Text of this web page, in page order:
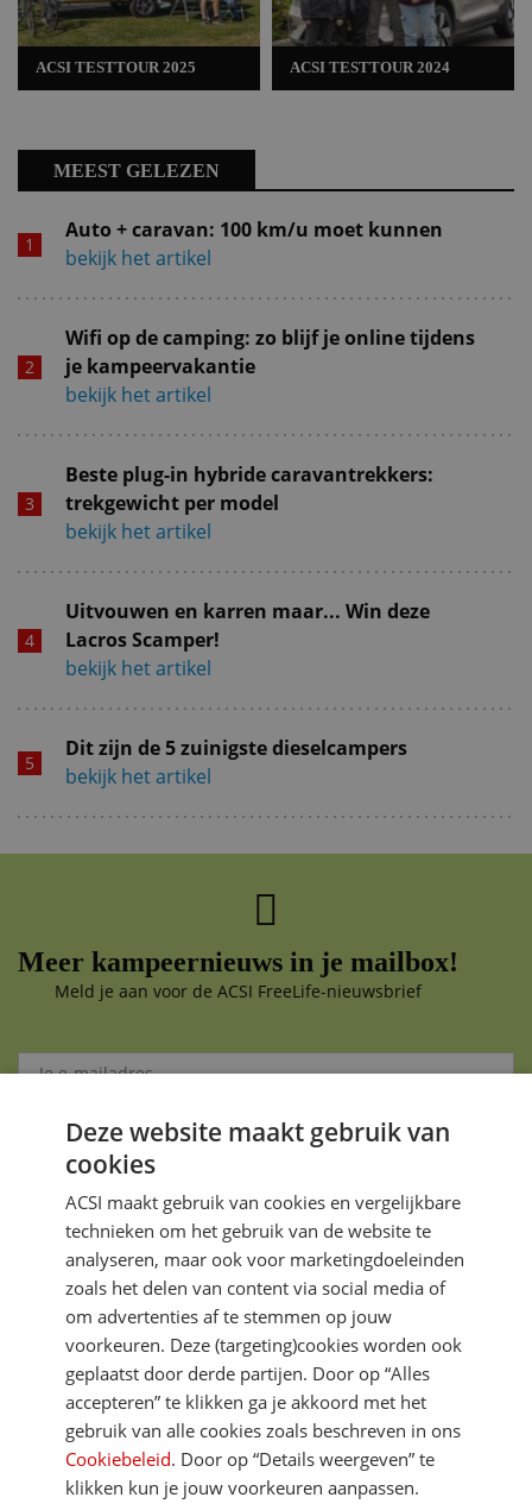
ACSI TESTTOUR 2025 ACSI TESTTOUR 2024
MEEST GELEZEN
Auto + caravan: 100 km/u moet kunnen
bekijk het artikel
Wifi op de camping: zo blijf je online tijdens
je kampeervakantie
bekijk het artikel
Beste plug-in hybride caravantrekkers:
trekgewicht per model
bekijk het artikel
Uitvouwen en karren maar... Win deze
Lacros Scamper!
bekijk het artikel
Dit zijn de 5 zuinigste dieselcampers
bekijk het artikel
Meer kampeernieuws in je mailbox!
Meld je aan voor de ACSI FreeLife-nieuwsbrief
Aanmelden
Je gegevens zijn veilig en worden niet gedeeld met anderen
DIRECT NAAR
MEER ACSI FREELIFE
Deze website maakt gebruik van
cookies
ACSI maakt gebruik van cookies en vergelijkbare
technieken om het gebruik van de website te
analyseren, maar ook voor marketingdoeleinden
zoals het delen van content via social media of
om advertenties af te stemmen op jouw
voorkeuren. Deze (targeting)cookies worden ook
geplaatst door derde partijen. Door op “Alles
accepteren” te klikken ga je akkoord met het
gebruik van alle cookies zoals beschreven in ons
Cookiebeleid. Door op “Details weergeven” te
klikken kun je jouw voorkeuren aanpassen.